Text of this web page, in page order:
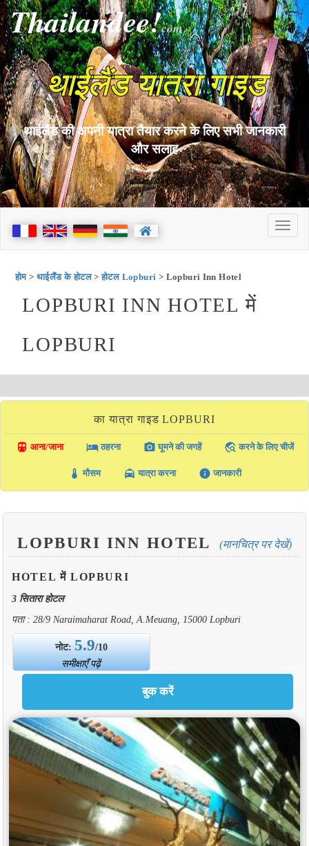
Thailandee!com
थाईलैंड यात्रा गाइड
थाईलैंड की अपनी यात्रा तैयार करने के लिए सभी जानकारी
और सलाह
होम>थाईलैंड के होटल>होटल Lopburi > Lopburi Inn Hotel
LOPBURI INN HOTEL में
LOPBURI
का यात्रा गाइड LOPBURI
directions_transit आना/जाना local_hotelठहरना photo_camera घूमने की जगहें travel_explore करने के लिए चीजें
thermostat मौसम local_taxi यात्रा करना info जानकारी
LOPBURI INN HOTEL (मानचित्र पर देखें)
HOTEL में LOPBURI
3 सितारा होटल
पता : 28/9 Naraimaharat Road, A.Meuang, 15000 Lopburi
नोट: 5.9/10
समीक्षाएँ पढ़ें